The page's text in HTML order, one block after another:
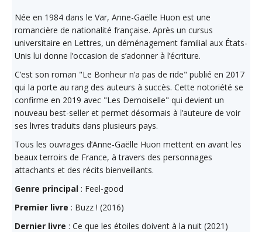
Née en 1984 dans le Var, Anne-Gaëlle Huon est une
romancière de nationalité française. Après un cursus
universitaire en Lettres, un déménagement familial aux États-
Unis lui donne l’occasion de s’adonner à l’écriture.
C’est son roman "Le Bonheur n’a pas de ride" publié en 2017
qui la porte au rang des auteurs à succès. Cette notoriété se
confirme en 2019 avec "Les Demoiselle" qui devient un
nouveau best-seller et permet désormais à l’auteure de voir
ses livres traduits dans plusieurs pays.
Tous les ouvrages d’Anne-Gaëlle Huon mettent en avant les
beaux terroirs de France, à travers des personnages
attachants et des récits bienveillants.
Genre principal : Feel-good
Premier livre : Buzz ! (2016)
Dernier livre : Ce que les étoiles doivent à la nuit (2021)